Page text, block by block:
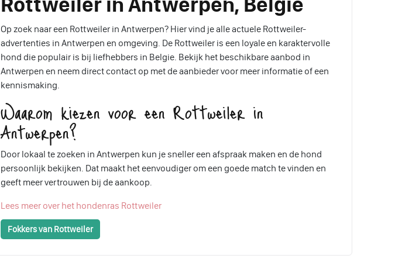
Op zoek naar een Rottweiler in Antwerpen? Hier vind je alle actuele Rottweiler-
advertenties in Antwerpen en omgeving. De Rottweiler is een loyale en karaktervolle
hond die populair is bij liefhebbers in Belgie. Bekijk het beschikbare aanbod in
Antwerpen en neem direct contact op met de aanbieder voor meer informatie of een
kennismaking.
Waarom kiezen voor een Rottweiler in
Antwerpen?
Door lokaal te zoeken in Antwerpen kun je sneller een afspraak maken en de hond
persoonlijk bekijken. Dat maakt het eenvoudiger om een goede match te vinden en
geeft meer vertrouwen bij de aankoop.
Lees meer over het hondenras Rottweiler
Fokkers van Rottweiler